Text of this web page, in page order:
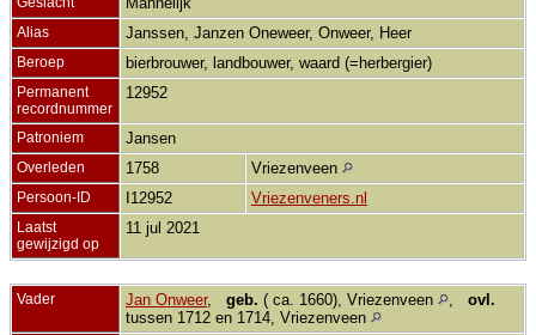
Alias Janssen, Janzen Oneweer, Onweer, Heer
Beroep bierbrouwer, landbouwer, waard (=herbergier)
Permanent
recordnummer
12952
Patroniem Jansen
Overleden 1758 Vriezenveen
Persoon-ID I12952 Vriezenveners.nl
Laatst
gewijzigd op
11 jul 2021
Vader Jan Onweer, geb. ( ca. 1660), Vriezenveen
ovl.
tussen 1712 en 1714, Vriezenveen